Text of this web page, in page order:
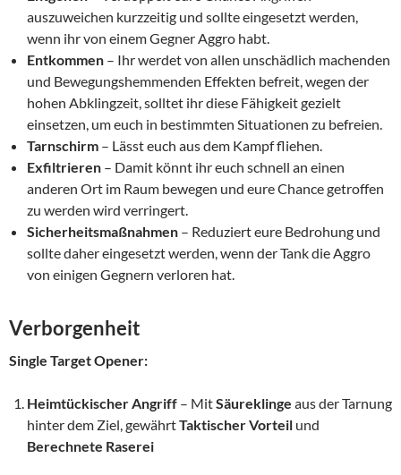
auszuweichen kurzzeitig und sollte eingesetzt werden,
wenn ihr von einem Gegner Aggro habt.
Entkommen – Ihr werdet von allen unschädlich machenden
und Bewegungshemmenden Effekten befreit, wegen der
hohen Abklingzeit, solltet ihr diese Fähigkeit gezielt
einsetzen, um euch in bestimmten Situationen zu befreien.
Tarnschirm – Lässt euch aus dem Kampf fliehen.
Exfiltrieren – Damit könnt ihr euch schnell an einen
anderen Ort im Raum bewegen und eure Chance getroffen
zu werden wird verringert.
Sicherheitsmaßnahmen – Reduziert eure Bedrohung und
sollte daher eingesetzt werden, wenn der Tank die Aggro
von einigen Gegnern verloren hat.
Verborgenheit
Single Target Opener:
Heimtückischer Angriff – MitSäureklinge aus der Tarnung
hinter dem Ziel, gewährtTaktischer Vorteil und
Berechnete Raserei